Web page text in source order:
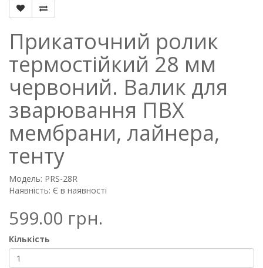
Прикаточний ролик
термостійкий 28 мм
червоний. Валик для
зварювання ПВХ
мембрани, лайнера,
тенту
Модель: PRS-28R
Наявність: Є в наявності
599.00 грн.
Кількість